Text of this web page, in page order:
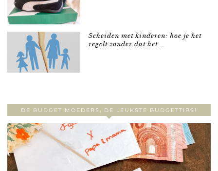
Scheiden met kinderen: hoe je het
regelt zonder dat het …
DE BUDGET MOEDERS, DE LEUKSTE BUDGETTIPS!